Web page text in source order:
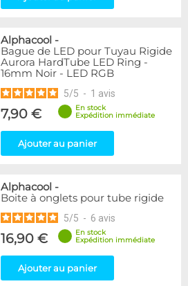
Alphacool -
Bague de LED pour Tuyau Rigide
Aurora HardTube LED Ring -
16mm Noir - LED RGB
5/5 - 1 avis
7,90 €
En stock
Expédition immédiate
Ajouter au panier
Alphacool -
Boite à onglets pour tube rigide
5/5 - 6 avis
16,90 €
En stock
Expédition immédiate
Ajouter au panier